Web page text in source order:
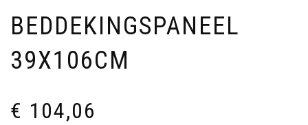
BEDDEKINGSPANEEL
39X106CM
€ 104,06